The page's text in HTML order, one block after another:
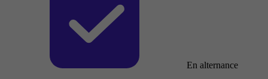
En alternance